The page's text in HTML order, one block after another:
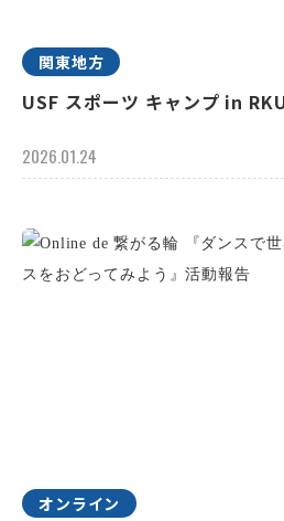
関東地方
USF スポーツ キャンプ in
2026.01.24
オンライン